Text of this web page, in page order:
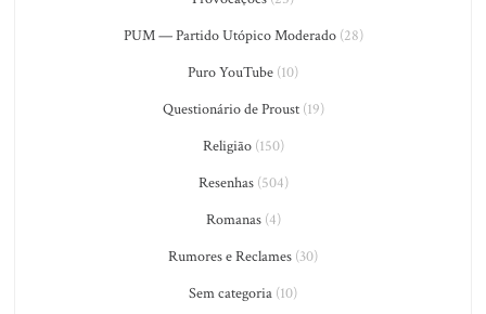
PUM — Partido Utópico Moderado(28)
Puro YouTube (10)
Questionário de Proust(19)
Religião(150)
Resenhas(504)
Romanas(4)
Rumores e Reclames (30)
Sem categoria (10)